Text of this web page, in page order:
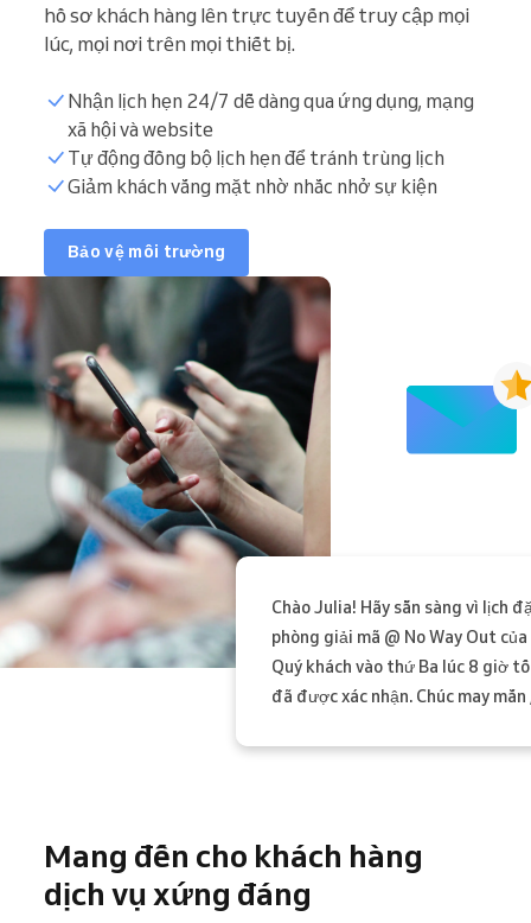
Chào Julia! Hãy sẵn sàng vì lịch
phòng giải mã @ No Way Out của
Quý khách vào thứ Ba lúc 8 giờ
đã được xác nhận. Chúc may mắn
hồ sơ khách hàng lên trực tuyến để truy cập mọi
lúc, mọi nơi trên mọi thiết bị.
Nhận lịch hẹn 24/7 dễ dàng qua ứng dụng, mạng
xã hội và website
Tự động đồng bộ lịch hẹn để tránh trùng lịch
Giảm khách vắng mặt nhờ nhắc nhở sự kiện
Bảo vệ môi trường
Mang đến cho khách hàng
dịch vụ xứng đáng